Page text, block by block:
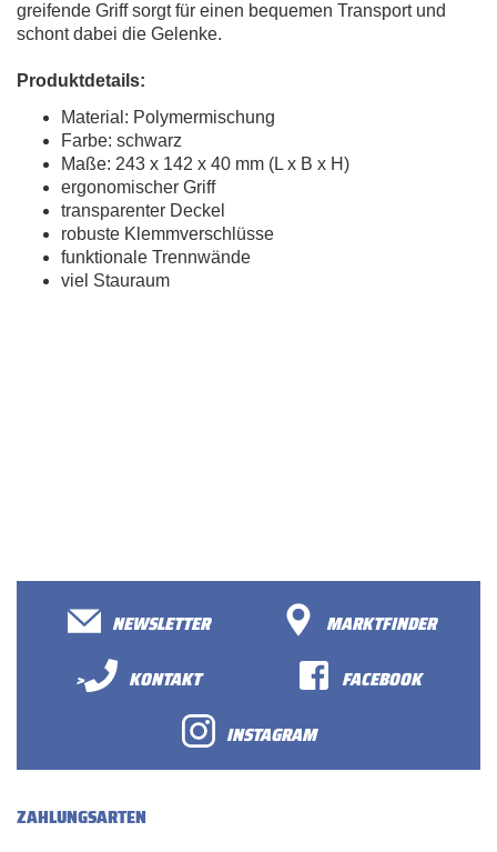
greifende Griff sorgt für einen bequemen Transport und
schont dabei die Gelenke.
Produktdetails:
Material: Polymermischung
Farbe: schwarz
Maße: 243 x 142 x 40 mm (L x B x H)
ergonomischer Griff
transparenter Deckel
robuste Klemmverschlüsse
funktionale Trennwände
viel Stauraum
NEWSLETTER
MARKTFINDER
>
KONTAKT
FACEBOOK
INSTAGRAM
ZAHLUNGSARTEN